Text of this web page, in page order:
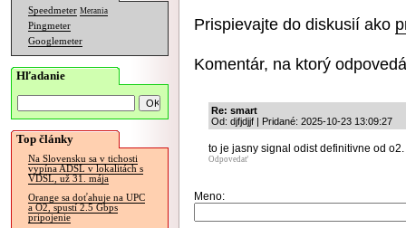
Speedmeter Merania
Pingmeter
Googlemeter
Hľadanie
Top články
Na Slovensku sa v tichosti
vypína ADSL v lokalitách s
VDSL, už 31. mája
Orange sa doťahuje na UPC
a O2, spustí 2.5 Gbps
pripojenie
Prispievajte do diskusií ako
Komentár, na ktorý
Re: smart
Od: djfjdjjf | Pridané: 2025-10-23 13:09:27
to je jasny signal odist definitivne od o2.
Odpovedať
Meno: